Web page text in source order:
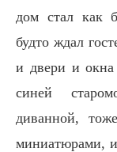
дом стал как
будто ждал
и двери и окна
синей
диванной,
миниатюрами,